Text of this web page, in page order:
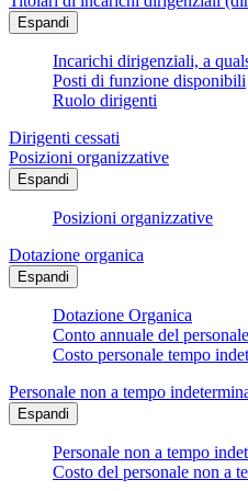
Espandi
Incarichi dirigenziali, a
Posti di funzione disponibili
Ruolo dirigenti
Dirigenti cessati
Posizioni organizzative
Espandi
Posizioni organizzative
Dotazione organica
Espandi
Dotazione Organica
Conto annuale del personale
Costo personale tempo
Personale non a tempo
Espandi
Personale non a tempo
Costo del personale non a